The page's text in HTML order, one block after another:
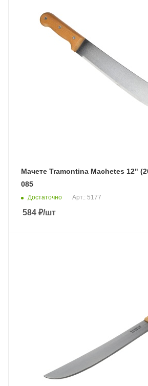
Мачете Tramontina Machetes 12"
085
Достаточно Арт.: 5177
584 ₽/шт